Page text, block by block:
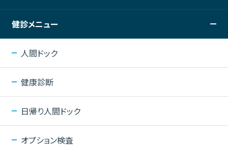
健診メニュー
人間ドック
健康診断
日帰り人間ドック
オプション検査